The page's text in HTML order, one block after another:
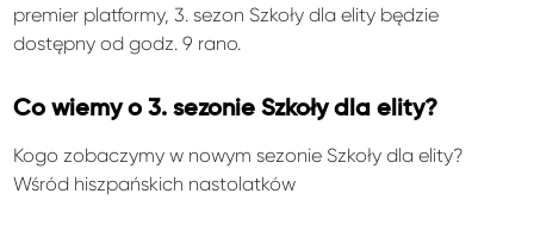
premier platformy, 3. sezon Szkoły dla elity będzie
dostępny od godz. 9 rano.
Co wiemy o 3. sezonie Szkoły dla elity?
Kogo zobaczymy w nowym sezonie Szkoły dla elity?
Wśród hiszpańskich nastolatków